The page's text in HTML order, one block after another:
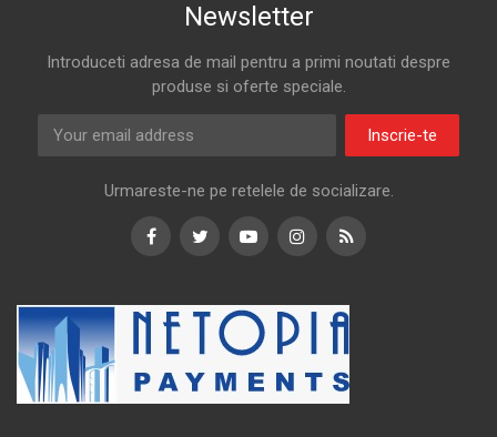
Newsletter
Introduceti adresa de mail pentru a primi noutati despre
produse si oferte speciale.
Inscrie-te
Urmareste-ne pe retelele de socializare.
FacebookTwitterYoutubeInstagram
RSS